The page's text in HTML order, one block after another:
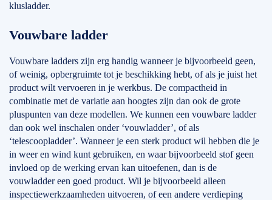
klusladder.
Vouwbare ladder
Vouwbare ladders zijn erg handig wanneer je bijvoorbeeld geen,
of weinig, opbergruimte tot je beschikking hebt, of als je juist het
product wilt vervoeren in je werkbus. De compactheid in
combinatie met de variatie aan hoogtes zijn dan ook de grote
pluspunten van deze modellen. We kunnen een vouwbare ladder
dan ook wel inschalen onder ‘vouwladder’, of als
‘telescoopladder’. Wanneer je een sterk product wil hebben die je
in weer en wind kunt gebruiken, en waar bijvoorbeeld stof geen
invloed op de werking ervan kan uitoefenen, dan is de
vouwladder een goed product. Wil je bijvoorbeeld alleen
inspectiewerkzaamheden uitvoeren, of een andere verdieping